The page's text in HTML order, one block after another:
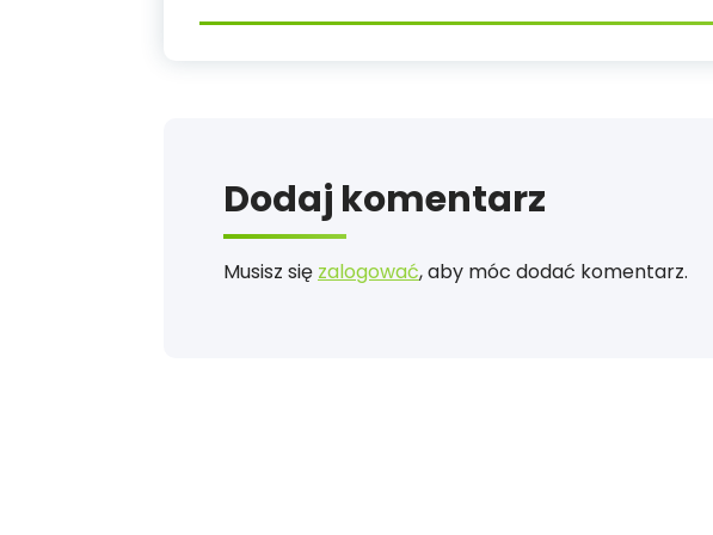
Dodaj komentarz
Musisz się zalogować, aby móc dodać komentarz.